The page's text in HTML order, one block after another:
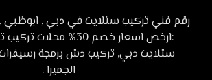
رقم فني تركيب ستلايت في دبي , ابوظبي ,
:ارخص اسعار خصم 30%
ستلايت دبي, تركيب دش برمجة رسيفرات
الجميرا .